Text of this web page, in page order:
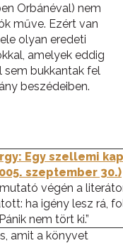
Orbánéval) nem
műve. Ezért van
olyan eredeti
amelyek eddig
sem bukkantak fel
beszédeiben.
Egy szellemi
szeptember 30.)
végén a
ha igény lesz rá,
nem tört ki.”
amit a könyvet